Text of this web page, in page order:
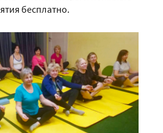
бесплатно.